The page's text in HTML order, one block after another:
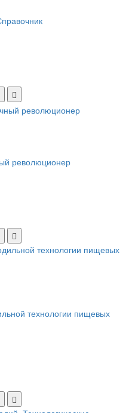
революционер
технологии пищевых